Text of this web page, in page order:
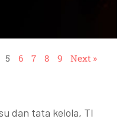
5 6 7 8 9 Next »
dan tata kelola, TI